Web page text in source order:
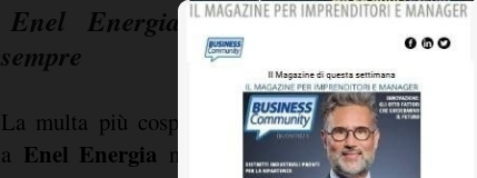
Enel Energia: la multa più alta di
sempre
La multa più cospicua in Italia è stata comminata
a Enel Energia nel febbraio 2024:79 milioni di